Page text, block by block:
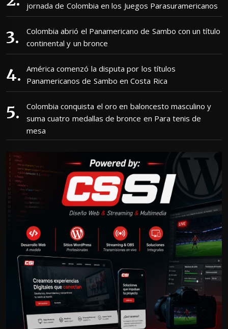
jornada de Colombia en los Juegos Parasuramericanos
Colombia abrió el Panamericano de Sambo con un título
continental y un bronce
América comenzó la disputa por los títulos
Panamericanos de Sambo en Costa Rica
Colombia conquista el oro en baloncesto masculino y
suma cuatro medallas de bronce en Para tenis de
mesa